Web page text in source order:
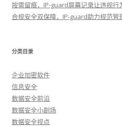
按需留痕，IP-guard屏幕记录让违规行
合规安全双保障，IP-guard助力规范管
分类目录
企业加密软件
信息安全
数据安全前沿
数据安全小剧场
数据安全视点